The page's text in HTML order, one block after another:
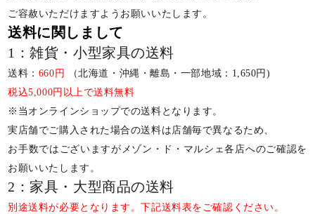
ご容赦いただけますようお願いいたします。
送料に関しまして
1：雑貨・小型家具の送料
送料： 660円
（北海道・沖縄・離島・一部地域：1,650円)
税込5,000円以上で送料無料
※当オンラインショップでの送料となります。
実店舗でご購入された場合の送料は店舗毎で異なるため、
お手数ではございますがメゾン・ド・マルシェ各店へのご確認を
お願いいたします。
2：家具・大型商品の送料
別途送料が必要となります。下記送料表をご確認ください。